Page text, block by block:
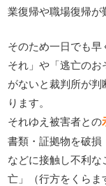
業復帰や職場復帰が
そのため一日でも早
それ」や「逃亡の
がないと裁判所が
ります。
それゆえ被害者との
書類・証拠物を破
などに接触し不利
亡」（行方をくら